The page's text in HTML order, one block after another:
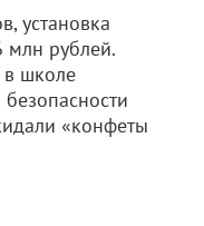
установка
млн рублей.
в школе
«конфеты